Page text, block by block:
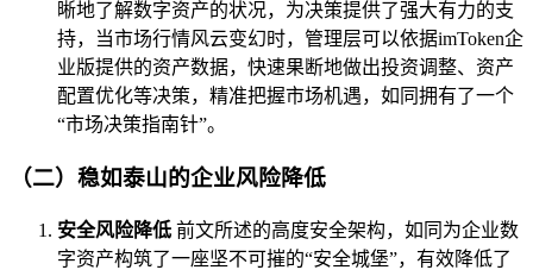
晰地了解数字资产的状况，为决策提供了强大有力的支
持，当市场行情风云变幻时，管理层可以依据imToken企
业版提供的资产数据，快速果断地做出投资调整、资产
配置优化等决策，精准把握市场机遇，如同拥有了一个
“市场决策指南针”。
（二）稳如泰山的企业风险降低
安全风险降低 前文所述的高度安全架构，如同为企业数
字资产构筑了一座坚不可摧的“安全城堡”，有效降低了